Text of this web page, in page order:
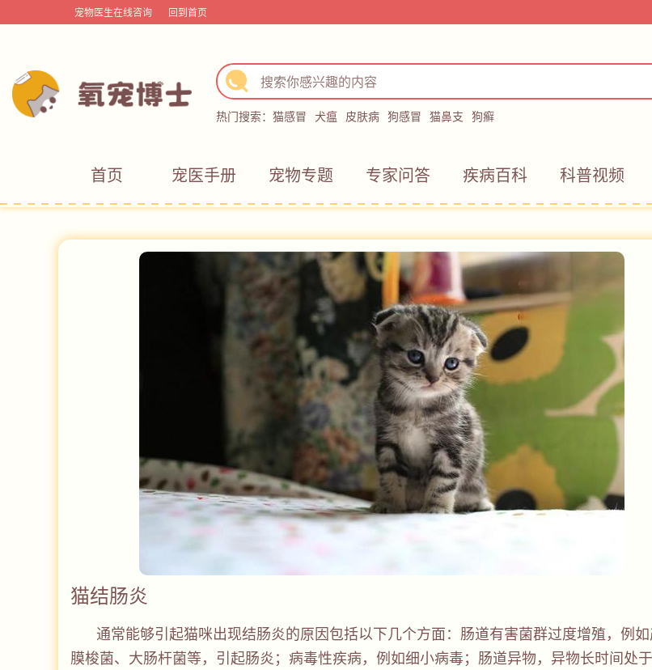
宠物医生在线咨询 回到首页
热门搜索： 猫感冒 犬瘟 皮肤病 狗感冒 猫鼻支 狗癣
首页 宠医手册 宠物专题 专家问答 疾病百科 科普视频
猫结肠炎
通常能够引起猫咪出现结肠炎的原因包括以下几个方面：肠道有害菌群过度增殖，例
膜梭菌、大肠杆菌等，引起肠炎；病毒性疾病，例如细小病毒；肠道异物，异物长时间处